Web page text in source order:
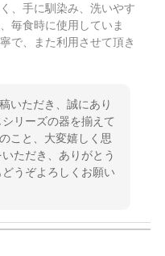
、手に馴染み、洗いやす
毎食時に使用していま
で、また利用させて頂き
いただき、誠にあり
リーズの器を揃えて
こと、大変嬉しく思
ただき、ありがとう
うぞよろしくお願い